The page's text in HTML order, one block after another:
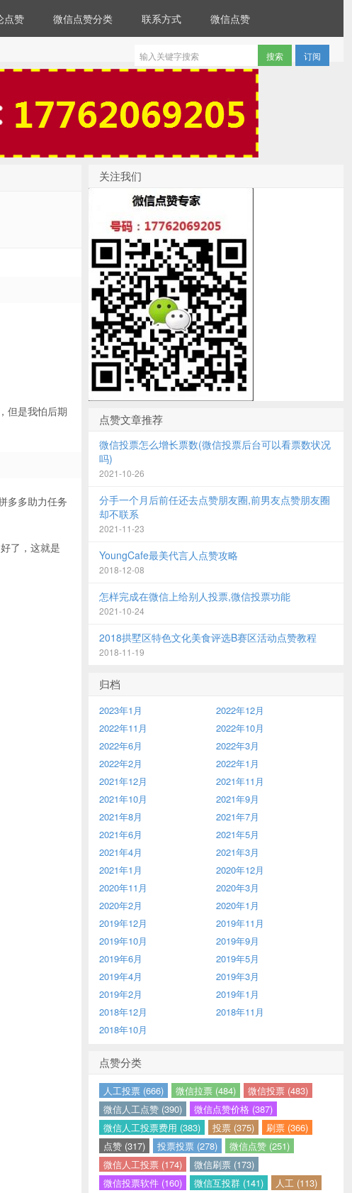
点赞 微信点赞分类 联系方式 微信点赞
订阅
但是我怕后期
多多助力任务
了，这就是
关注我们
点赞文章推荐
微信投票怎么增长票数(微信投票后台可以看票数状况
吗)
2021-10-26
分手一个月后前任还去点赞朋友圈,前男友点赞朋友圈
却不联系
2021-11-23
YoungCafe最美代言人点赞攻略
2018-12-08
怎样完成在微信上给别人投票,微信投票功能
2021-10-24
2018拱墅区特色文化美食评选B赛区活动点赞教程
2018-11-19
归档
2023年1月
2022年12月
2022年11月
2022年10月
2022年6月
2022年3月
2022年2月
2022年1月
2021年12月
2021年11月
2021年10月
2021年9月
2021年8月
2021年7月
2021年6月
2021年5月
2021年4月
2021年3月
2021年1月
2020年12月
2020年11月
2020年3月
2020年2月
2020年1月
2019年12月
2019年11月
2019年10月
2019年9月
2019年6月
2019年5月
2019年4月
2019年3月
2019年2月
2019年1月
2018年12月
2018年11月
2018年10月
点赞分类
人工投票 (666) 微信拉票 (484)
微信投票 (483)
微信人工点赞 (390)
微信点赞价格 (387)
微信人工投票费用 (383)
投票 (375)
刷票 (366)
点赞 (317)
投票投票 (278)
微信点赞 (251)
微信人工投票 (174)
微信刷票 (173)
微信投票软件 (160)
微信互投群 (141)
人工 (113)